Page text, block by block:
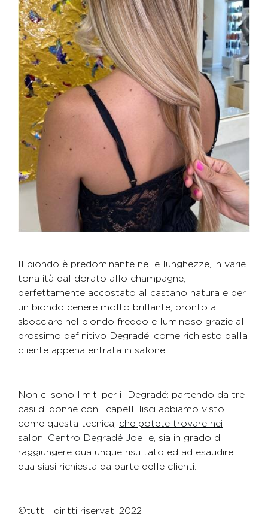
Il biondo è predominante nelle lunghezze, in varie
tonalità dal dorato allo champagne,
perfettamente accostato al castano naturale per
un biondo cenere molto brillante, pronto a
sbocciare nel biondo freddo e luminoso grazie al
prossimo definitivo Degradé, come richiesto dalla
cliente appena entrata in salone.
Non ci sono limiti per il Degradé: partendo da tre
casi di donne con i capelli lisci abbiamo visto
come questa tecnica, che potete trovare nei
saloni Centro Degradé Joelle , sia in grado di
raggiungere qualunque risultato ed ad esaudire
qualsiasi richiesta da parte delle clienti.
© tutti i diritti riservati 2022